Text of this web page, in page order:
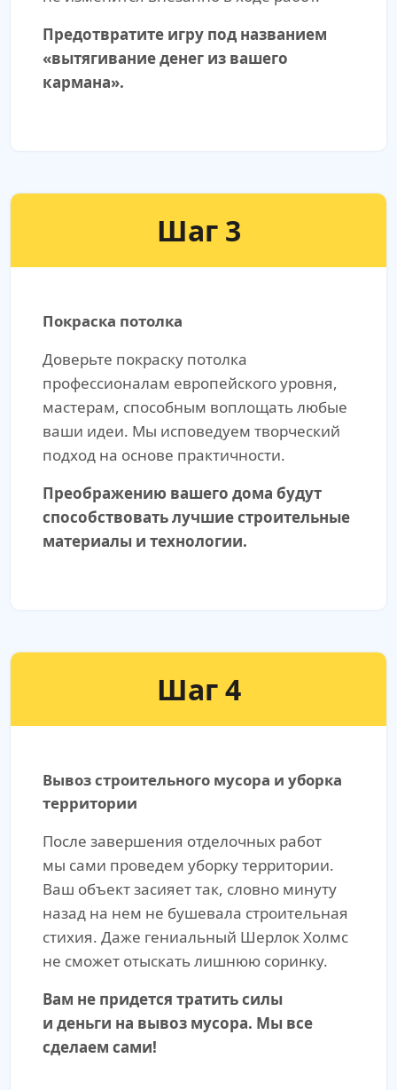
Предотвратите игру под названием
«вытягивание денег из вашего
кармана».
Шаг 3
Покраска потолка
Доверьте покраску потолка
профессионалам европейского уровня,
мастерам, способным воплощать любые
ваши идеи. Мы исповедуем творческий
подход на основе практичности.
Преображению вашего дома будут
способствовать лучшие строительные
материалы и технологии.
Шаг 4
Вывоз строительного мусора и уборка
территории
После завершения отделочных работ
мы сами проведем уборку территории.
Ваш объект засияет так, словно минуту
назад на нем не бушевала строительная
стихия. Даже гениальный Шерлок Холмс
не сможет отыскать лишнюю соринку.
Вам не придется тратить силы
и деньги на вывоз мусора. Мы все
сделаем сами!